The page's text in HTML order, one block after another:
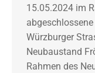
15.05.2024 im
Würzburger
Neubaustand
Rahmen des